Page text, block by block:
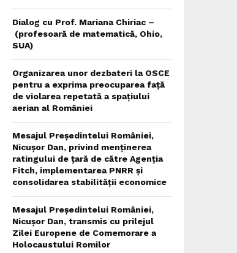
Dialog cu Prof. Mariana Chiriac –
(profesoară de matematică, Ohio,
SUA)
Organizarea unor dezbateri la OSCE
pentru a exprima preocuparea față
de violarea repetată a spațiului
aerian al României
Mesajul Președintelui României,
Nicușor Dan, privind menținerea
ratingului de țară de către Agenția
Fitch, implementarea PNRR și
consolidarea stabilității economice
Mesajul Președintelui României,
Nicușor Dan, transmis cu prilejul
Zilei Europene de Comemorare a
Holocaustului Romilor